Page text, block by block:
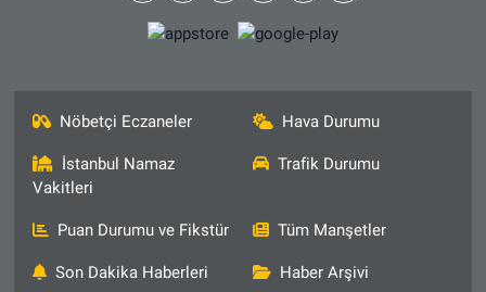
Nöbetçi Eczaneler Hava Durumu
İstanbul Namaz
Vakitleri
Trafik Durumu
Puan Durumu ve Fikstür Tüm Manşetler
Son Dakika Haberleri Haber Arşivi